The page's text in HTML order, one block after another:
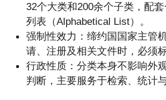
32个大类和200余个子类，配
列表（Alphabetical List）。
强制性效力：缔约国国家主管
请、注册及相关文件时，必须
行政性质：分类本身不影响外
判断，主要服务于检索、统计